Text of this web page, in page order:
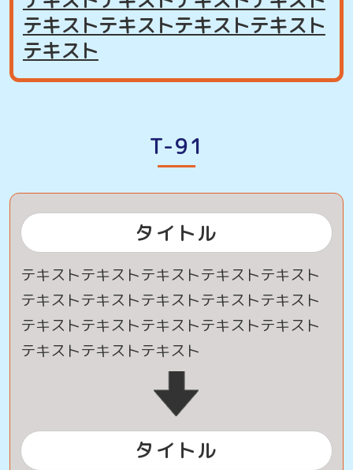
テキストテキストテキストテキスト
テキスト
T-91
タイトル
テキストテキストテキストテキストテキスト
テキストテキストテキストテキストテキスト
テキストテキストテキストテキストテキスト
テキストテキストテキスト
タイトル